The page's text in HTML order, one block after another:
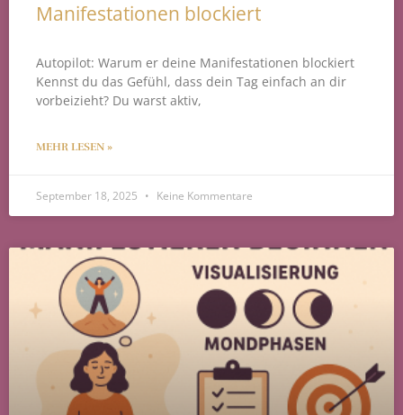
Manifestationen blockiert
Autopilot: Warum er deine Manifestationen blockiert
Kennst du das Gefühl, dass dein Tag einfach an dir
vorbeizieht? Du warst aktiv,
MEHR LESEN »
September 18, 2025 Keine Kommentare